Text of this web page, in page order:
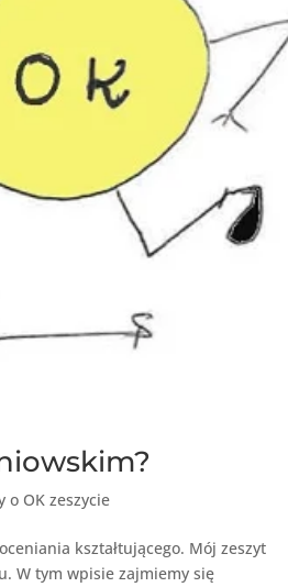
o OK zeszycie
kształtującego. Mój zeszyt
W tym wpisie zajmiemy się